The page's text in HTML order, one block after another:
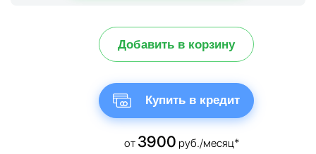
Добавить в корзину
Купить в кредит
от 3900 руб./месяц*